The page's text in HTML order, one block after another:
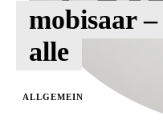
mobisaar
alle
ALLGEMEIN